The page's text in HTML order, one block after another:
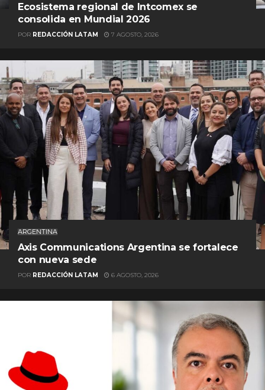
Ecosistema regional de Intcomex se
consolida en Mundial 2026
POR REDACCIÓN LATAM 7 AGOSTO, 2026
ARGENTINA
Axis Communications Argentina se fortalece
con nueva sede
POR REDACCIÓN LATAM 6 AGOSTO, 2026